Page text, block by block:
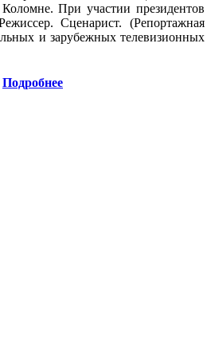
При участии президентов
Сценарист. (Репортажная
и зарубежных телевизионных
Подробнее